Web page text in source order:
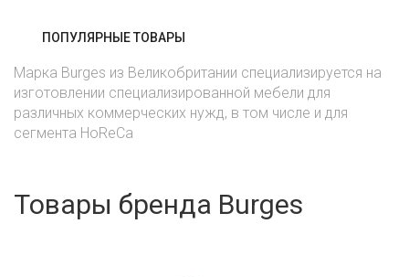
ПОПУЛЯРНЫЕ ТОВАРЫ
Марка Burges из Великобритании специализируется на
изготовлении специализированной мебели для
различных коммерческих нужд, в том числе и для
сегмента HoReCa
Товары бренда Burges